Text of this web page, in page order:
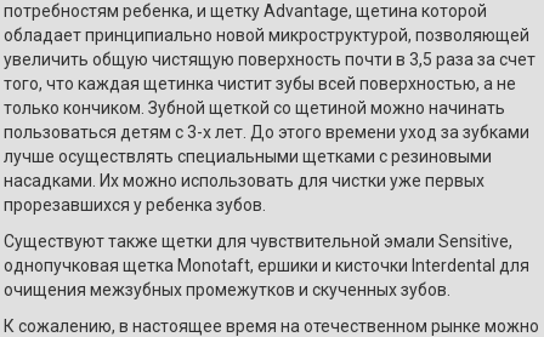
потребностям ребенка, и щетку Advantage, щетина которой
обладает принципиально новой микроструктурой, позволяющей
увеличить общую чистящую поверхность почти в 3,5 раза за счет
того, что каждая щетинка чистит зубы всей поверхностью, а не
только кончиком. Зубной щеткой со щетиной можно начинать
пользоваться детям с 3-х лет. До этого времени уход за зубками
лучше осуществлять специальными щетками с резиновыми
насадками. Их можно использовать для чистки уже первых
прорезавшихся у ребенка зубов.
Существуют также щетки для чувствительной эмали Sensitive,
однопучковая щетка Monotaft, ершики и кисточки Interdental для
очищения межзубных промежутков и скученных зубов.
К сожалению, в настоящее время на отечественном рынке можно